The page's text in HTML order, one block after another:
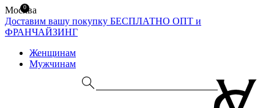
Москва
Доставим вашу покупку БЕСПЛАТНО ОПТ и
ФРАНЧАЙЗИНГ
Женщинам
Мужчинам
0